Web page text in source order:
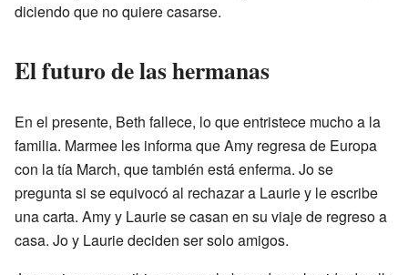
diciendo que no quiere casarse.
El futuro de las hermanas
En el presente, Beth fallece, lo que entristece mucho a la
familia. Marmee les informa que Amy regresa de Europa
con la tía March, que también está enferma. Jo se
pregunta si se equivocó al rechazar a Laurie y le escribe
una carta. Amy y Laurie se casan en su viaje de regreso a
casa. Jo y Laurie deciden ser solo amigos.